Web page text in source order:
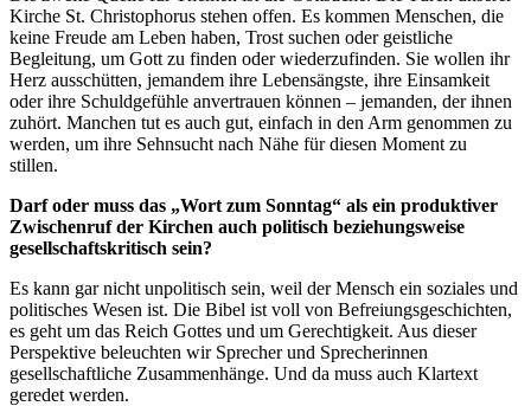
Kirche St. Christophorus stehen offen. Es kommen Menschen, die
keine Freude am Leben haben, Trost suchen oder geistliche
Begleitung, um Gott zu finden oder wiederzufinden. Sie wollen ihr
Herz ausschütten, jemandem ihre Lebensängste, ihre Einsamkeit
oder ihre Schuldgefühle anvertrauen können – jemanden, der ihnen
zuhört. Manchen tut es auch gut, einfach in den Arm genommen zu
werden, um ihre Sehnsucht nach Nähe für diesen Moment zu
stillen.
Darf oder muss das „Wort zum Sonntag“ als ein produktiver
Zwischenruf der Kirchen auch politisch beziehungsweise
gesellschaftskritisch sein?
Es kann gar nicht unpolitisch sein, weil der Mensch ein soziales und
politisches Wesen ist. Die Bibel ist voll von Befreiungsgeschichten,
es geht um das Reich Gottes und um Gerechtigkeit. Aus dieser
Perspektive beleuchten wir Sprecher und Sprecherinnen
gesellschaftliche Zusammenhänge. Und da muss auch Klartext
geredet werden.